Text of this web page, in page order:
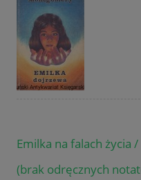
Emilka na falach życia
(brak odręcznych